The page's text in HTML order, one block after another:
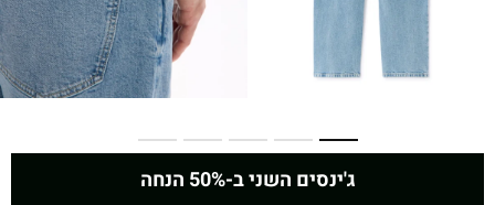
ג'ינסים השני ב-50% הנחה